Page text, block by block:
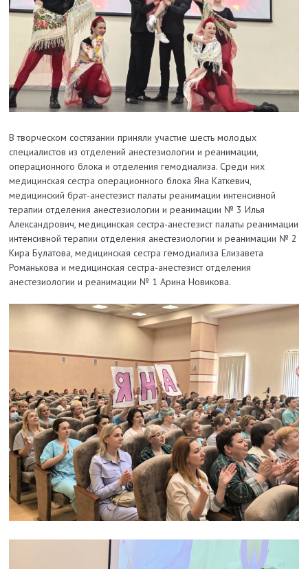
В творческом состязании приняли участие шесть молодых
специалистов из отделений анестезиологии и реанимации,
операционного блока и отделения гемодиализа. Среди них
медицинская сестра операционного блока Яна Каткевич,
медицинский брат-анестезист палаты реанимации интенсивной
терапии отделения анестезиологии и реанимации № 3 Илья
Александрович, медицинская сестра-анестезист палаты реанимации
интенсивной терапии отделения анестезиологии и реанимации № 2
Кира Булатова, медицинская сестра гемодиализа Елизавета
Романькова и медицинская сестра-анестезист отделения
анестезиологии и реанимации № 1 Арина Новикова.